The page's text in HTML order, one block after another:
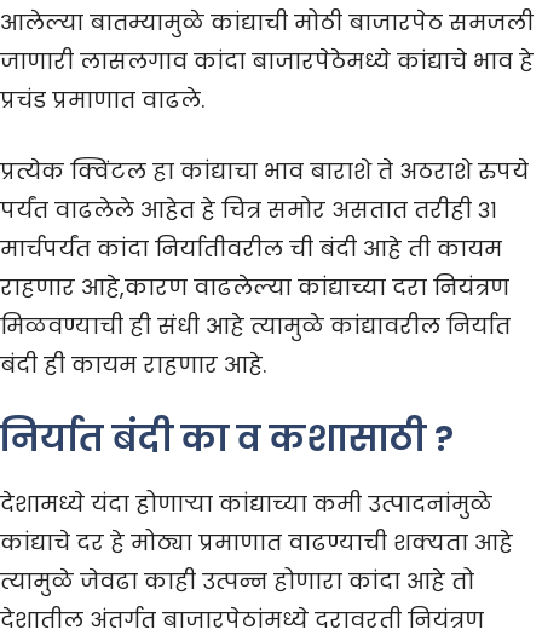
आलेल्या बातम्यामुळे कांद्याची मोठी बाजारपेठ समजली
जाणारी लासलगाव कांदा बाजारपेठेमध्ये कांद्याचे भाव हे
प्रचंड प्रमाणात वाढले.
प्रत्येक क्विंटल हा कांद्याचा भाव बाराशे ते अठराशे रुपये
पर्यंत वाढलेले आहेत हे चित्र समोर असतात तरीही ३१
मार्चपर्यंत कांदा निर्यातीवरील ची बंदी आहे ती कायम
राहणार आहे,कारण वाढलेल्या कांद्याच्या दरा नियंत्रण
मिळवण्याची ही संधी आहे त्यामुळे कांद्यावरील निर्यात
बंदी ही कायम राहणार आहे.
निर्यात बंदी का व कशासाठी ?
देशामध्ये यंदा होणाऱ्या कांद्याच्या कमी उत्पादनांमुळे
कांद्याचे दर हे मोठ्या प्रमाणात वाढण्याची शक्यता आहे
त्यामुळे जेवढा काही उत्पन्न होणारा कांदा आहे तो
देशातील अंतर्गत बाजारपेठांमध्ये दरावरती नियंत्रण